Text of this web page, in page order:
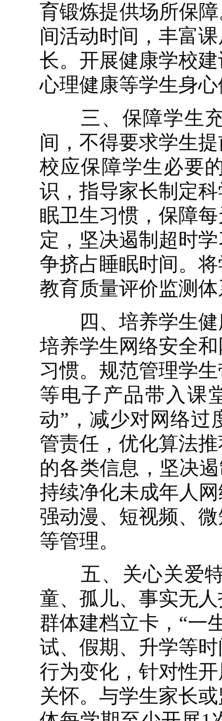
育锻炼提供场所保
间活动时间，丰富
长。开展健康学校
心理健康等学生身
三、保障学生充
间，不得要求学生
校应保障学生必要
识，指导家长制定
眠卫生习惯，保障
定，坚决遏制超时
争挤占睡眠时间。
教育质量评价监测
四、培养学生健
培养学生网络安全
习惯。规范管理学
等电子产品带入课
动”，减少对网络过
管责任，优化算法
的各类信息，坚决
持续净化未成年人
强动漫、短视频、
等管理。
五、关心关爱特
童、孤儿、事实无
群体建档立卡，“一
试、假期、升学等
行为变化，针对性
关怀。与学生家长